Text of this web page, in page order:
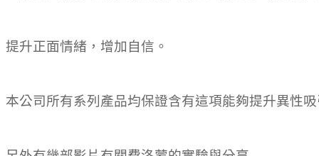
提升正面情緒，增加自信。
本公司所有系列產品均保證含有這項能夠提升異性